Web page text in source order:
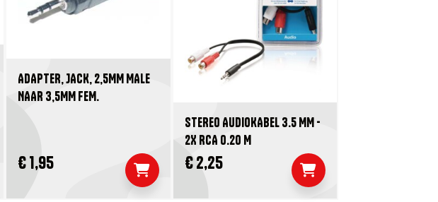
ADAPTER, JACK, 2,5MM MALE
NAAR 3,5MM FEM.
€ 1,95
STEREO AUDIOKABEL 3.5 MM -
2X RCA 0.20 M
€ 2,25